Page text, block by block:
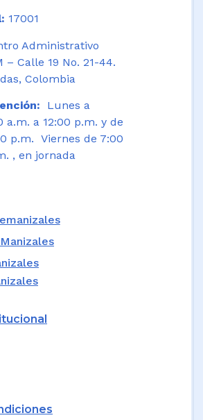
17001
Administrativo
– Calle 19 No. 21-44.
Colombia
Lunes a
a.m. a 12:00 p.m. y de
p.m. Viernes de 7:00
, en jornada